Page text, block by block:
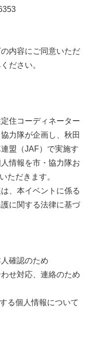
内容にご同意いただ
ださい。
住コーディネーター
力隊が企画し、秋田
盟（JAF）で実施す
情報を市・協力隊お
ただきます。
、本イベントに係る
に関する法律に基づ
確認のため
せ対応、連絡のため
る個人情報について